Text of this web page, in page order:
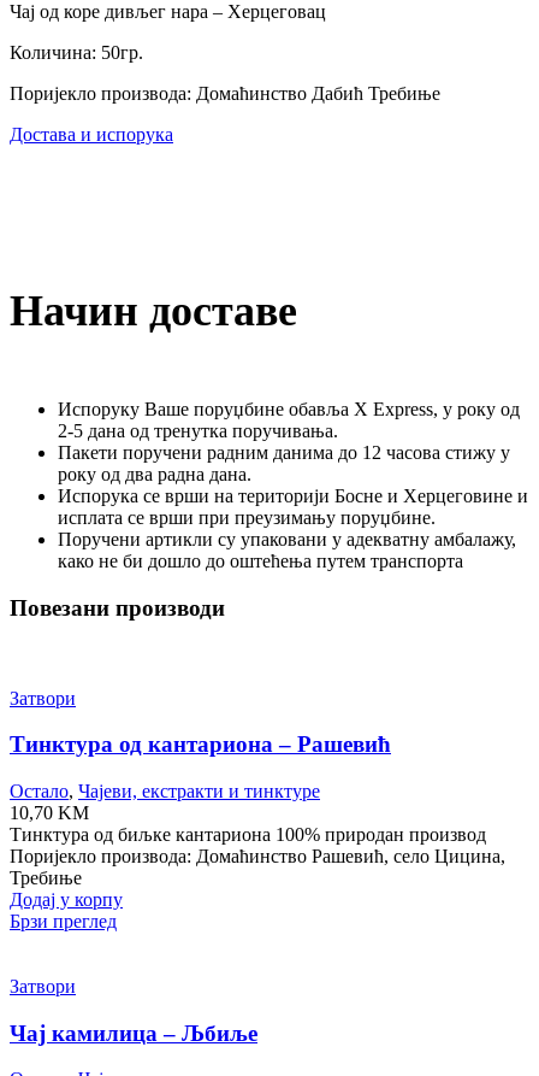
Чај од коре дивљег нара – Херцеговац
Количина: 50гр.
Поријекло производа: Домаћинство Дабић Требиње
Достава и испорука
Начин доставе
Испоруку Ваше поруџбине обавља X Express, у року од
2-5 дана од тренутка поручивања.
Пакети поручени радним данима до 12 часова стижу у
року од два радна дана.
Испорука се врши на територији Босне и Херцеговине и
исплата се врши при преузимању поруџбине.
Поручени артикли су упаковани у адекватну амбалажу,
како не би дошло до оштећења путем транспорта
Повезани производи
Затвори
Тинктура од кантариона – Рашевић
Остало, Чајеви, екстракти и тинктуре
10,70 KM
Тинктура од биљке кантариона 100% природан производ
Поријекло производа: Домаћинство Рашевић, село Цицина,
Требиње
Додај у корпу
Брзи преглед
Затвори
Чај камилица – Љбиље